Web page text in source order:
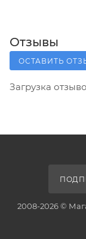
Отзывы
ОСТАВИТЬ
Загрузка
2008-2026 ©